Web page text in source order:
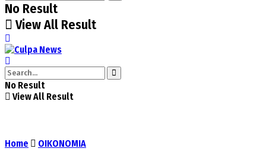
No Result
View All Result
No Result
View All Result
Home ΟΙΚΟΝΟΜΙΑ